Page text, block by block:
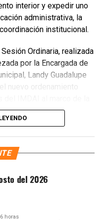
dos días.
de SIRESOL Cancún
ilegal de basura. El
a reportar estas
para mantener
compartida.
Noticias
interior y expedir uno
administrativa, la
institucional.
Ordinaria, realizada
por la Encargada de
Landy Guadalupe
nuevo ordenamiento
Burocráticos
Municipal de
y mejorar la
del 2026
horas